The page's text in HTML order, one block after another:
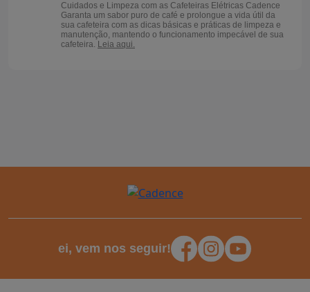
Cuidados e Limpeza com as Cafeteiras Elétricas Cadence
Garanta um sabor puro de café e prolongue a vida útil da
sua cafeteira com as dicas básicas e práticas de limpeza e
manutenção, mantendo o funcionamento impecável de sua
cafeteira. Leia aqui.
ei, vem nos seguir!